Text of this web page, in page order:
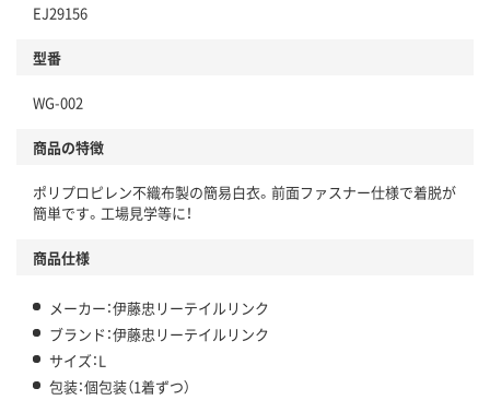
EJ29156
型番
WG-002
商品の特徴
ポリプロピレン不織布製の簡易白衣。前面ファスナー仕様で着脱が
簡単です。工場見学等に！
商品仕様
メーカー：伊藤忠リーテイルリンク
ブランド：伊藤忠リーテイルリンク
サイズ：L
包装：個包装（1着ずつ）